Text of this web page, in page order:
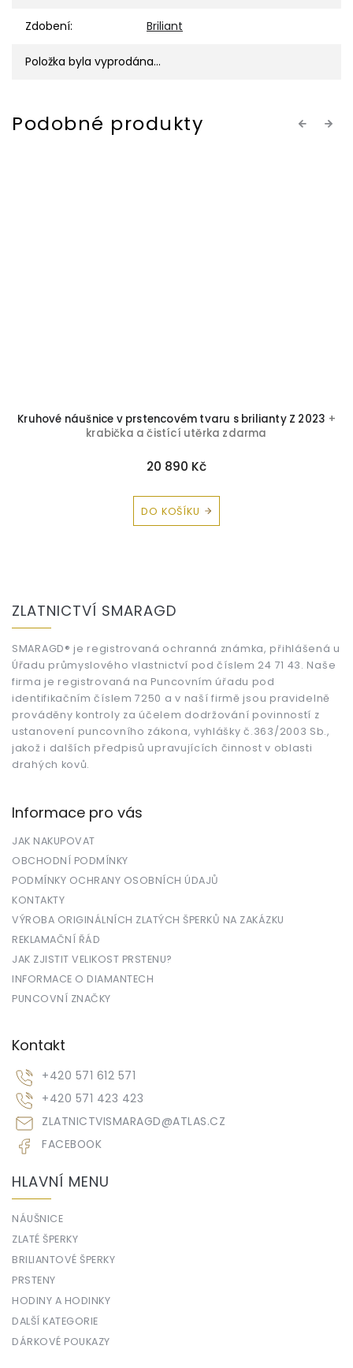
Zdobení: Briliant
Položka byla vyprodána…
Previous
Kruhové náušnice v prstencovém tvaru s brilianty Z 2023 +
krabička a čistící utěrka zdarma
20 890 Kč
DO KOŠÍKU
Next
ZLATNICTVÍ SMARAGD
SMARAGD® je registrovaná ochranná známka, přihlášená u
Úřadu průmyslového vlastnictví pod číslem 24 71 43. Naše
firma je registrovaná na Puncovním úřadu pod
identifikačním číslem 7250 a v naší firmě jsou pravidelně
prováděny kontroly za účelem dodržování povinností z
ustanovení puncovního zákona, vyhlášky č.363/2003 Sb.,
jakož i dalších předpisů upravujících činnost v oblasti
drahých kovů.
Informace pro vás
JAK NAKUPOVAT
OBCHODNÍ PODMÍNKY
PODMÍNKY OCHRANY OSOBNÍCH ÚDAJŮ
KONTAKTY
VÝROBA ORIGINÁLNÍCH ZLATÝCH ŠPERKŮ NA ZAKÁZKU
REKLAMAČNÍ ŘÁD
JAK ZJISTIT VELIKOST PRSTENU?
INFORMACE O DIAMANTECH
PUNCOVNÍ ZNAČKY
Kontakt
ZLATNICTVISMARAGD@ATLAS.CZ
+420 571 612 571
+420 571 423 423
FACEBOOK
HLAVNÍ MENU
NÁUŠNICE
ZLATÉ ŠPERKY
BRILIANTOVÉ ŠPERKY
PRSTENY
HODINY A HODINKY
DALŠÍ KATEGORIE
DÁRKOVÉ POUKAZY